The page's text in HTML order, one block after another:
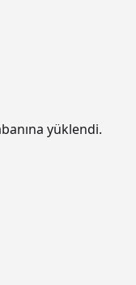
yüklendi.